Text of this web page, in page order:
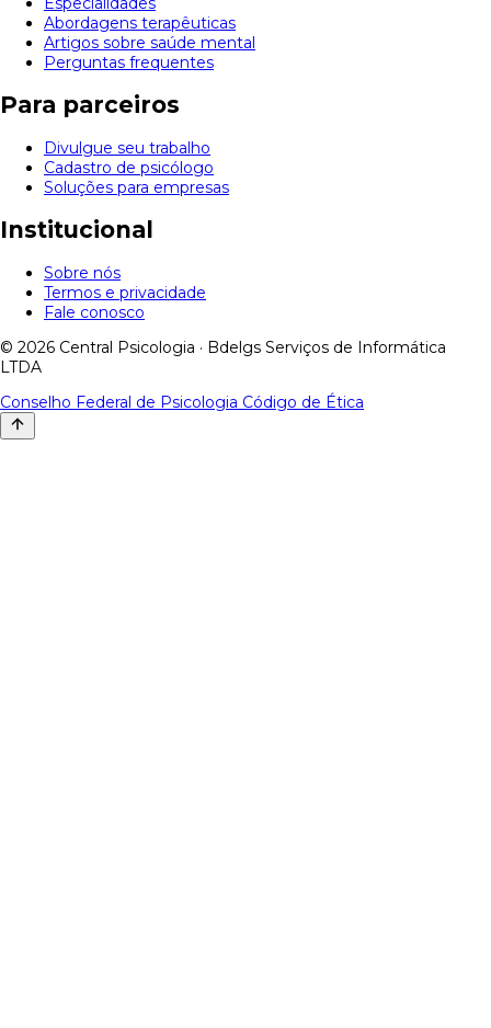
Abordagens terapêuticas
Artigos sobre saúde mental
Perguntas frequentes
Para parceiros
Divulgue seu trabalho
Cadastro de psicólogo
Soluções para empresas
Institucional
Sobre nós
Termos e privacidade
Fale conosco
© 2026 Central Psicologia · Bdelgs Serviços de Informática
LTDA
Conselho Federal de Psicologia Código de Ética